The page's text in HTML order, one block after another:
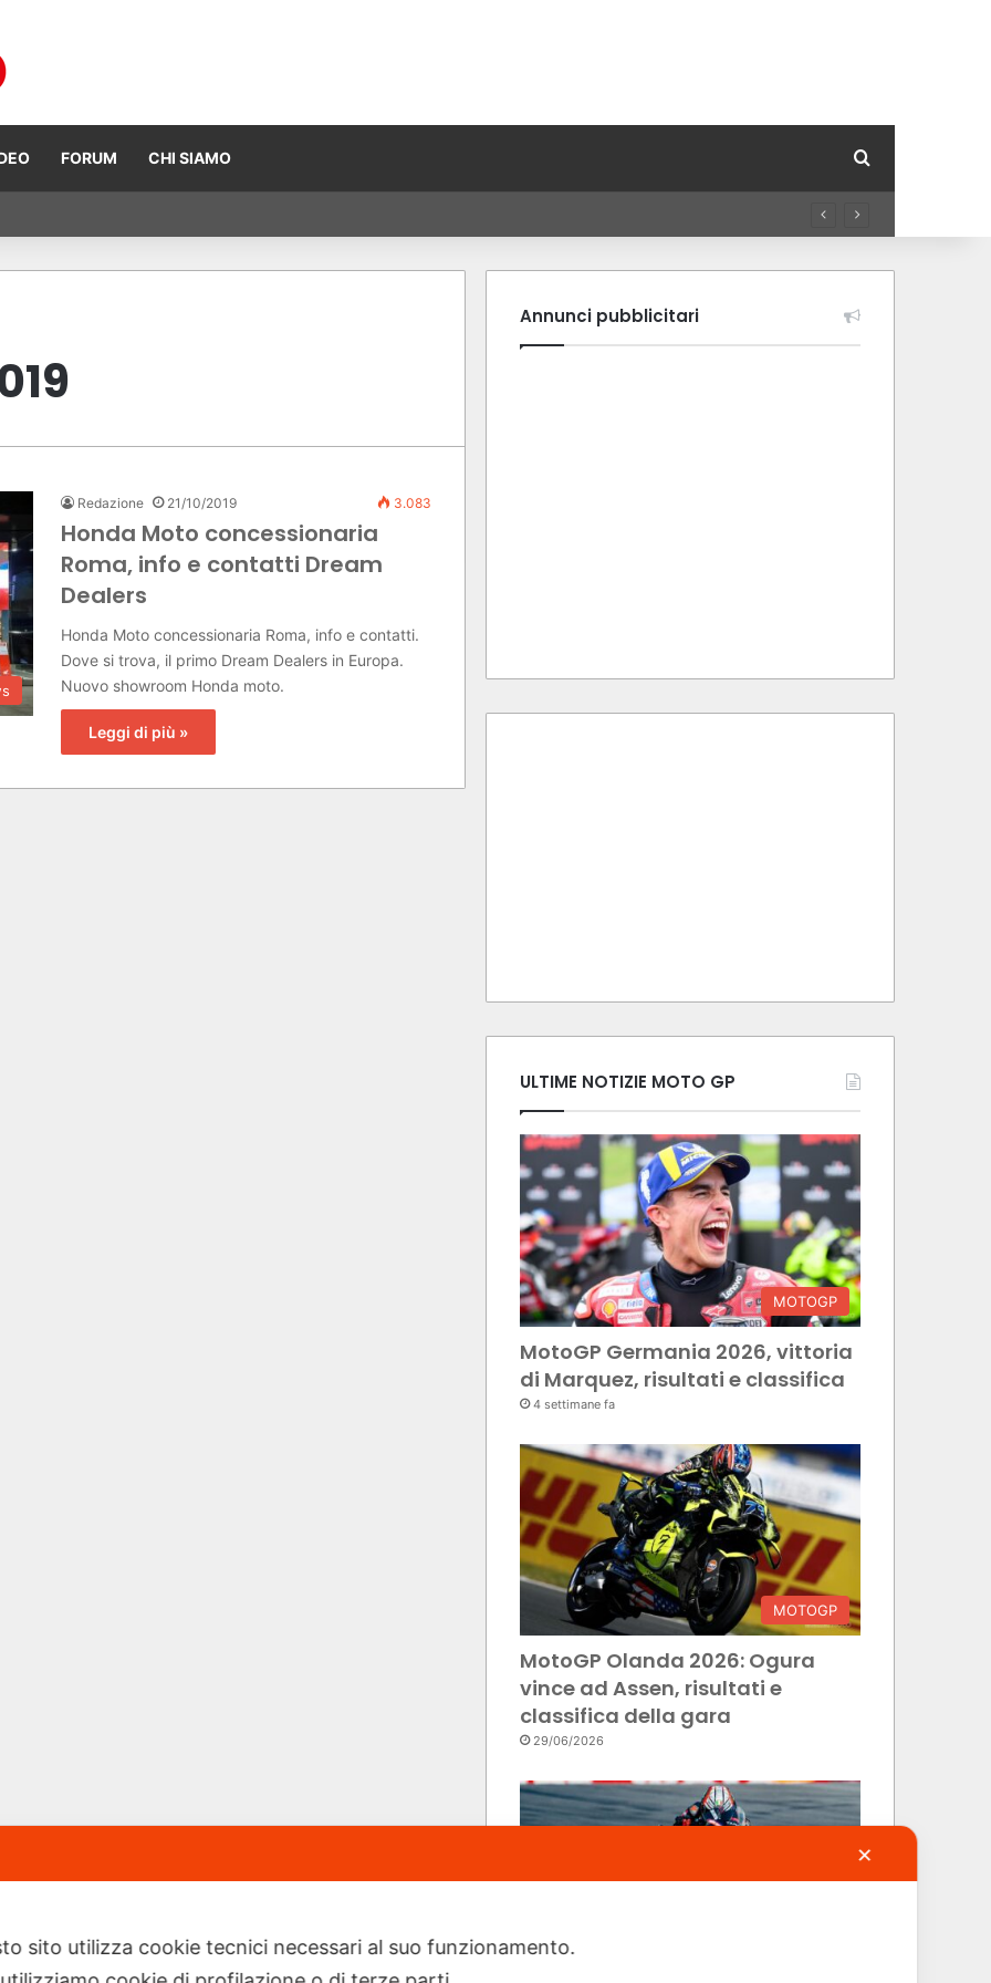
FORUM CHI SIAMO Cerca per
Redazione 21/10/2019 3.083
Honda Moto concessionaria
Roma, info e contatti Dream
Dealers
Honda Moto concessionaria Roma, info e contatti.
Dove si trova, il primo Dream Dealers in Europa.
Nuovo showroom Honda moto.
Leggi di più »
Annunci pubblicitari
ULTIME NOTIZIE MOTO GP
MOTOGP
MotoGP Germania 2026, vittoria
di Marquez, risultati e classifica
4 settimane fa
MOTOGP
MotoGP Olanda 2026: Ogura
vince ad Assen, risultati e
classifica della gara
29/06/2026
✕
sito utilizza cookie tecnici necessari al suo funzionamento.